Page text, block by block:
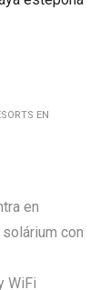
EN
en
con
WiFi